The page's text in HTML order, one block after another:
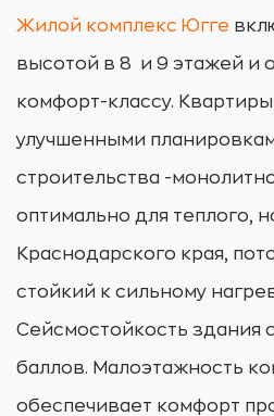
Жилой комплекс Югге
высотой в 8 и 9 этажей и
комфорт-классу.
улучшенными
строительства -
оптимально для теплого,
Краснодарского края,
стойкий к сильному
Сейсмостойкость здания
баллов. Малоэтажность
обеспечивает комфорт